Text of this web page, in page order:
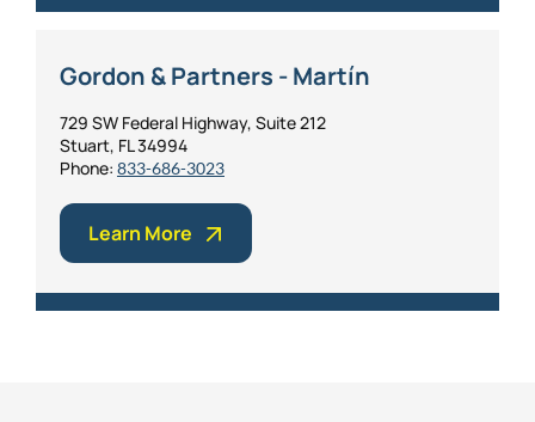
Gordon & Partners - Martín
729 SW Federal Highway, Suite 212
Stuart, FL 34994
Phone: 833-686-3023
Learn More